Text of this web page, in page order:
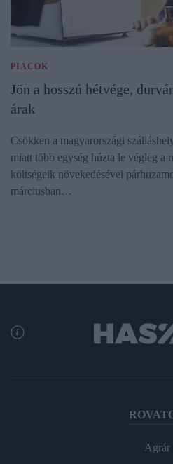
PIACOK
Jön a hosszú hétvége,
árak
Csökken a magyarországi
miatt több egység húzta le végleg a
költségeik növekedésével
márciusban…
Agrár